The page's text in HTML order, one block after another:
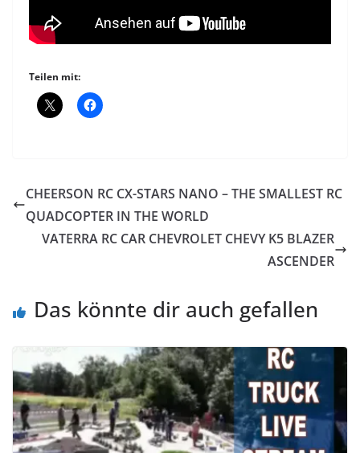
Teilen mit:
CHEERSON RC CX-STARS NANO – THE SMALLEST RC
QUADCOPTER IN THE WORLD
VATERRA RC CAR CHEVROLET CHEVY K5 BLAZER
ASCENDER
Das könnte dir auch gefallen